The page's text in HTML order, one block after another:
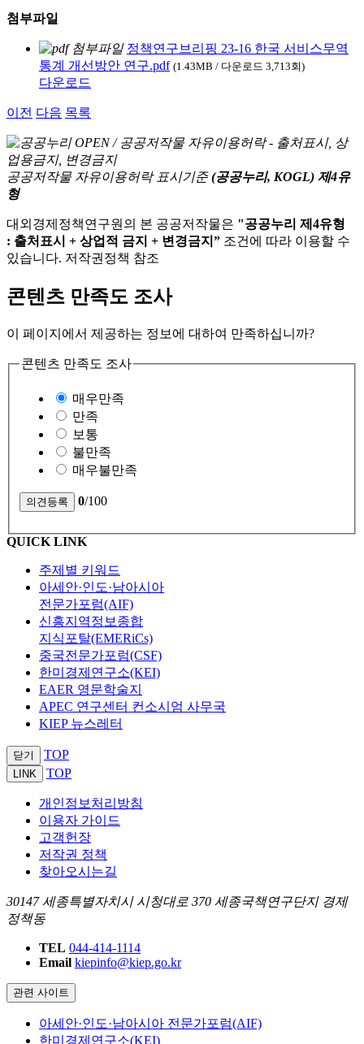
첨부파일
정책연구브리핑 23-16 한국 서비스무역
통계 개선방안 연구.pdf (1.43MB / 다운로드 3,713회)
다운로드
이전 다음 목록
공공저작물 자유이용허락 표시기준 (공공누리, KOGL) 제4유
형
대외경제정책연구원의 본 공공저작물은 "공공누리 제4유형
: 출처표시 + 상업적 금지 + 변경금지” 조건에 따라 이용할 수
있습니다. 저작권정책 참조
콘텐츠 만족도 조사
이 페이지에서 제공하는 정보에 대하여 만족하십니까?
콘텐츠 만족도 조사
매우만족
만족
보통
불만족
매우불만족
0/100
QUICK LINK
주제별 키워드
아세안·인도·남아시아
전문가포럼(AIF)
신흥지역정보종합
지식포탈(EMERiCs)
중국전문가포럼(CSF)
한미경제연구소(KEI)
EAER 영문학술지
APEC 연구센터 컨소시엄 사무국
KIEP 뉴스레터
닫기 TOP
LINK TOP
개인정보처리방침
이용자 가이드
고객헌장
저작권 정책
찾아오시는길
30147 세종특별자치시 시청대로 370 세종국책연구단지 경제
정책동
TEL 044-414-1114
Email kiepinfo@kiep.go.kr
관련 사이트
아세안·인도·남아시아 전문가포럼(AIF)
한미경제연구소(KEI)